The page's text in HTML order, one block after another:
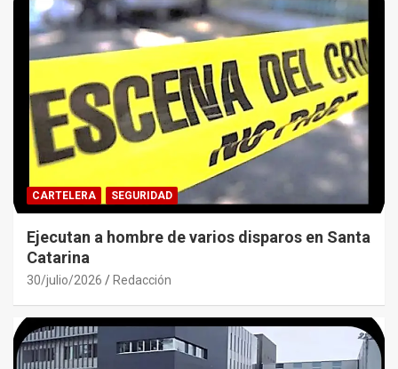
CARTELERA SEGURIDAD
Ejecutan a hombre de varios disparos en Santa
Catarina
30/julio/2026 Redacción